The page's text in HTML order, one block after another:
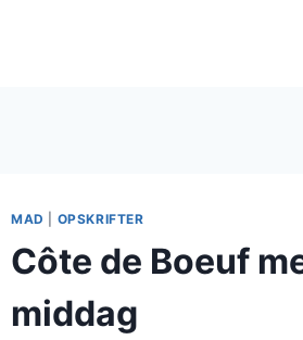
MAD OPSKRIFTER
Côte de Boeuf
middag